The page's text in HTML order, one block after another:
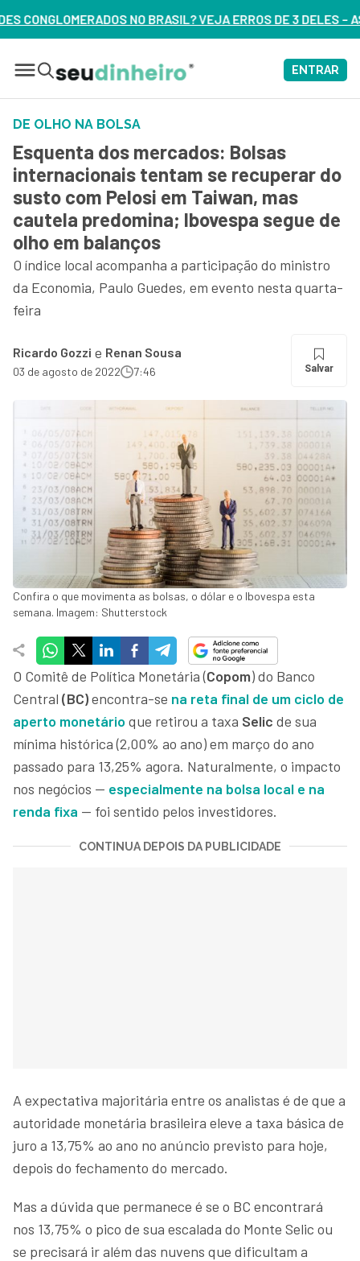
VEJA ERROS DE 3 DELES – ASSISTA AGORA
ENTRAR
DE OLHO NA BOLSA
Esquenta dos mercados: Bolsas
internacionais tentam se recuperar do
susto com Pelosi em Taiwan, mas
cautela predomina; Ibovespa segue de
olho em balanços
O índice local acompanha a participação do ministro
da Economia, Paulo Guedes, em evento nesta quarta-
feira
Ricardo Gozzi e Renan Sousa
03 de agosto de 2022 7:46 Salvar
Confira o que movimenta as bolsas, o dólar e o Ibovespa esta
semana. Imagem: Shutterstock
O Comitê de Política Monetária (Copom) do Banco
Central (BC)encontra-se na reta final de um ciclo de
aperto monetário que retirou a taxa Selic de sua
mínima histórica (2,00% ao ano) em março do ano
passado para 13,25% agora. Naturalmente, o impacto
nos negócios — especialmente na bolsa local e na
renda fixa — foi sentido pelos investidores.
CONTINUA DEPOIS DA PUBLICIDADE
A expectativa majoritária entre os analistas é de que a
autoridade monetária brasileira eleve a taxa básica de
juro a 13,75% ao ano no anúncio previsto para hoje,
depois do fechamento do mercado.
Mas a dúvida que permanece é se o BC encontrará
nos 13,75% o pico de sua escalada do Monte Selic ou
se precisará ir além das nuvens que dificultam a